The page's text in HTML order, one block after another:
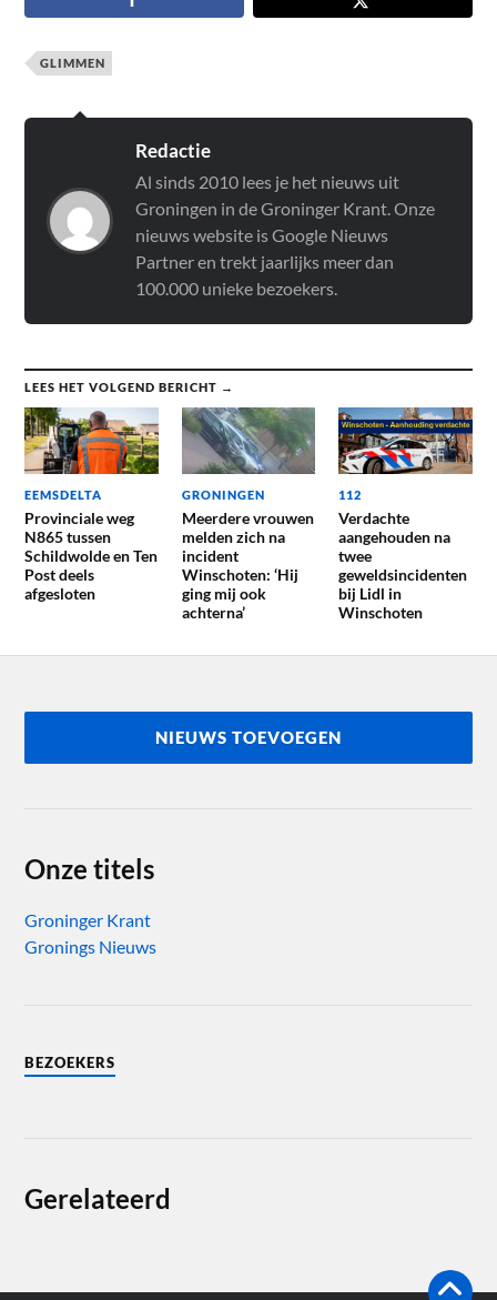
GLIMMEN
Redactie
Al sinds 2010 lees je het nieuws uit
Groningen in de Groninger Krant. Onze
nieuws website is Google Nieuws
Partner en trekt jaarlijks meer dan
100.000 unieke bezoekers.
LEES HET VOLGEND BERICHT →
EEMSDELTA
Provinciale weg
N865 tussen
Schildwolde en Ten
Post deels
afgesloten
GRONINGEN
Meerdere vrouwen
melden zich na
incident
Winschoten: ‘Hij
ging mij ook
achterna’
112
Verdachte
aangehouden na
twee
geweldsincidenten
bij Lidl in
Winschoten
NIEUWS TOEVOEGEN
Onze titels
Groninger Krant
Gronings Nieuws
BEZOEKERS
Gerelateerd